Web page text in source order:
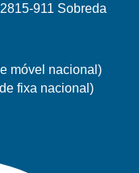
911 Sobreda
móvel nacional)
fixa nacional)